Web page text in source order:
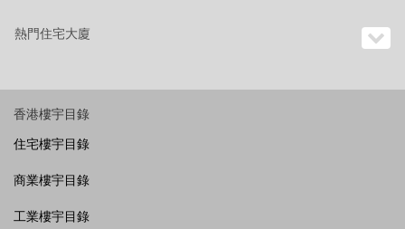
熱門住宅大廈
香港樓宇目錄
住宅樓宇目錄
商業樓宇目錄
工業樓宇目錄